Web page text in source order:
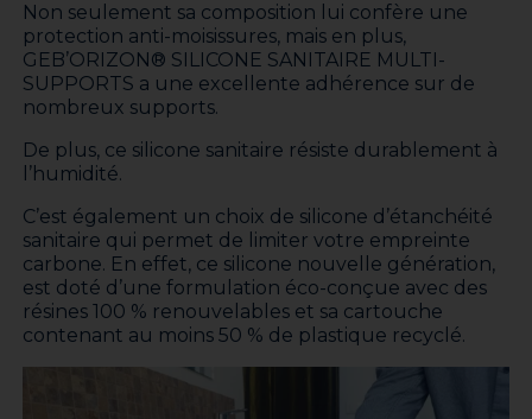
Non seulement sa composition lui confère une
protection anti-moisissures, mais en plus,
GEB’ORIZON® SILICONE SANITAIRE MULTI-
SUPPORTS a une excellente adhérence sur de
nombreux supports.
De plus, ce silicone sanitaire résiste durablement à
l’humidité.
C’est également un choix de silicone d’étanchéité
sanitaire qui permet de limiter votre empreinte
carbone. En effet, ce silicone nouvelle génération,
est doté d’une formulation éco-conçue avec des
résines 100 % renouvelables et sa cartouche
contenant au moins 50 % de plastique recyclé.